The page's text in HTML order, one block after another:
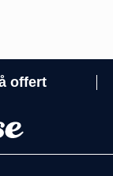
offert